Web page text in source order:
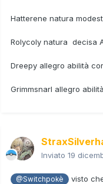
Hatterene natura
Rolycoly natura decisa
Dreepy allegro abilità
Grimmsnarl allegro
Inviato 19
@Switchpokè
visto